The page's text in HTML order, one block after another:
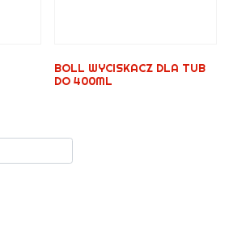
BOLL WYCISKACZ DLA TUB
DO 400ML